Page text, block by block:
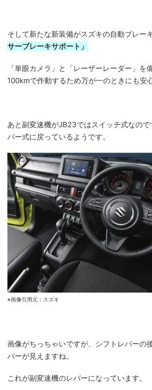
そして新たな新装備がスズキの自動ブレー
サーブレーキサポート」
「単眼カメラ」と「レーザーレーダー」を
100kmで作動するため万が一のときにも安
あと副変速機がJB23ではスイッチ式なので
バー式に戻っているようです。
※画像引用元：スズキ
画像がちっちゃいですが、シフトレバーの
バーが見えますね。
これが副変速機のレバーになっています。